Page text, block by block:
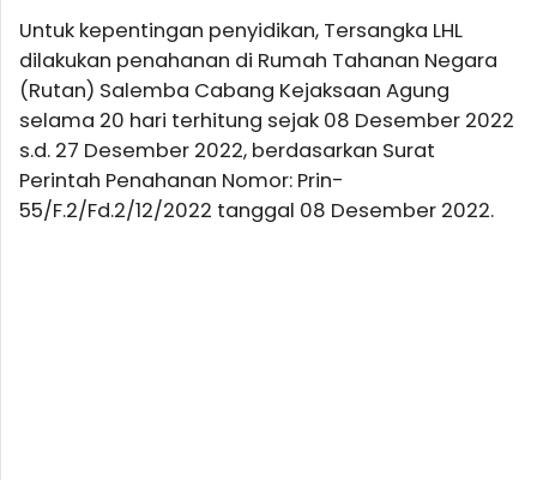
Untuk kepentingan penyidikan, Tersangka LHL
dilakukan penahanan di Rumah Tahanan Negara
(Rutan) Salemba Cabang Kejaksaan Agung
selama 20 hari terhitung sejak 08 Desember 2022
s.d. 27 Desember 2022, berdasarkan Surat
Perintah Penahanan Nomor: Prin-
55/F.2/Fd.2/12/2022 tanggal 08 Desember 2022.